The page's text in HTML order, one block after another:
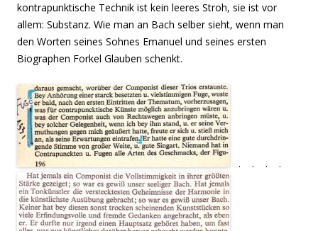
kontrapunktische Technik ist kein leeres Stroh, sie ist vor
allem: Substanz. Wie man an Bach selber sieht, wenn man
den Worten seines Sohnes Emanuel und seines ersten
Biographen Forkel Glauben schenkt.
. . . .